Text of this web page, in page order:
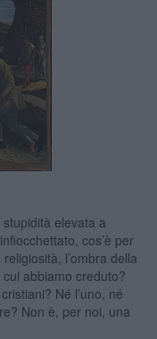
elevata a
cos’è per
l’ombra della
abbiamo creduto?
Né l’uno, né
Non è, per noi, una